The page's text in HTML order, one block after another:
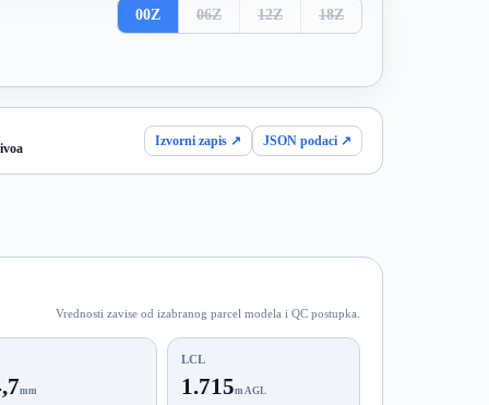
00Z 06Z 12Z 18Z
Izvorni zapis ↗ JSON podaci ↗
Vrednosti zavise od izabranog parcel modela i QC postupka.
mm
LCL
1.715m AGL